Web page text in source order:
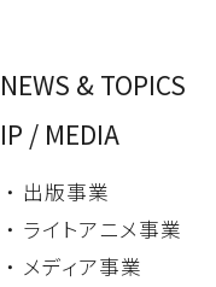
NEWS & TOPICS
IP / MEDIA
・ 出版事業
・ ライトアニメ事業
・ メディア事業